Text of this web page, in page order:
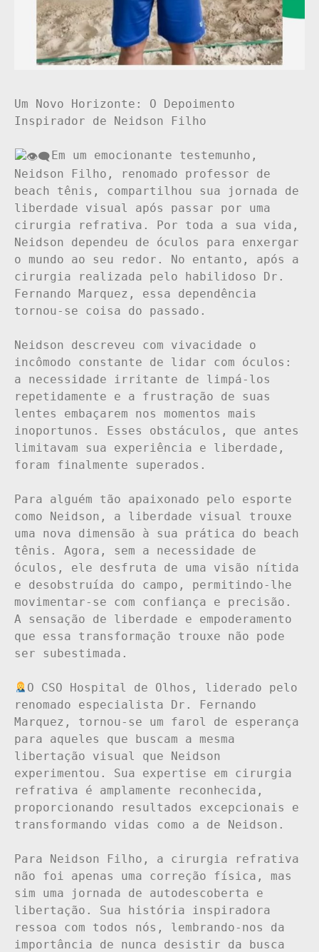
Um Novo Horizonte: O Depoimento
Inspirador de Neidson Filho
Em um emocionante testemunho,
Neidson Filho, renomado professor de
beach tênis, compartilhou sua jornada de
liberdade visual após passar por uma
cirurgia refrativa. Por toda a sua vida,
Neidson dependeu de óculos para enxergar
o mundo ao seu redor. No entanto, após a
cirurgia realizada pelo habilidoso Dr.
Fernando Marquez, essa dependência
tornou-se coisa do passado.
Neidson descreveu com vivacidade o
incômodo constante de lidar com óculos:
a necessidade irritante de limpá-los
repetidamente e a frustração de suas
lentes embaçarem nos momentos mais
inoportunos. Esses obstáculos, que antes
limitavam sua experiência e liberdade,
foram finalmente superados.
Para alguém tão apaixonado pelo esporte
como Neidson, a liberdade visual trouxe
uma nova dimensão à sua prática do beach
tênis. Agora, sem a necessidade de
óculos, ele desfruta de uma visão nítida
e desobstruída do campo, permitindo-lhe
movimentar-se com confiança e precisão.
A sensação de liberdade e empoderamento
que essa transformação trouxe não pode
ser subestimada.
O CSO Hospital de Olhos, liderado pelo
renomado especialista Dr. Fernando
Marquez, tornou-se um farol de esperança
para aqueles que buscam a mesma
libertação visual que Neidson
experimentou. Sua expertise em cirurgia
refrativa é amplamente reconhecida,
proporcionando resultados excepcionais e
transformando vidas como a de Neidson.
Para Neidson Filho, a cirurgia refrativa
não foi apenas uma correção física, mas
sim uma jornada de autodescoberta e
libertação. Sua história inspiradora
ressoa com todos nós, lembrando-nos da
importância de nunca desistir da busca